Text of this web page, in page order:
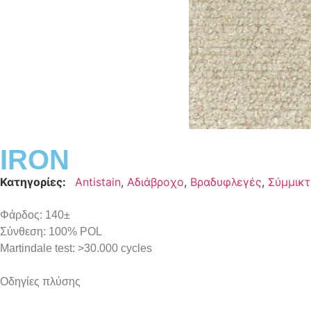
IRON
Κατηγορίες: Antistain, Αδιάβροχο, Βραδυφλεγές,
Φάρδος: 140±
Σύνθεση: 100% POL
Martindale test: >30.000 cycles
Οδηγίες πλύσης